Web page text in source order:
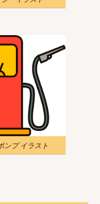
ンプ イラスト